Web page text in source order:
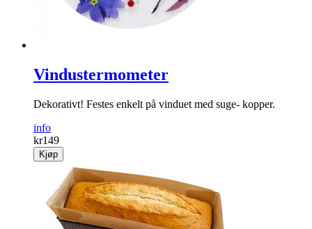
Vindustermometer
Dekorativt! Festes enkelt på vinduet med suge- kopper.
info
kr149
Kjøp